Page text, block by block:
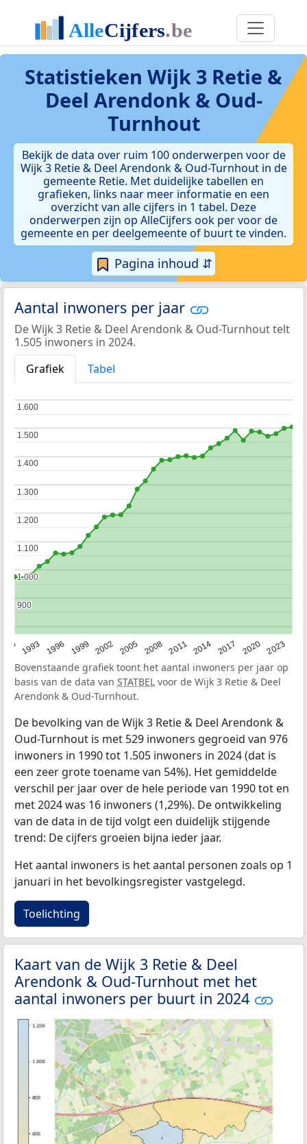
Statistieken Wijk 3 Retie &
Deel Arendonk & Oud-
Turnhout
Bekijk de data over ruim 100 onderwerpen voor de
Wijk 3 Retie & Deel Arendonk & Oud-Turnhout in de
gemeente Retie. Met duidelijke tabellen en
grafieken, links naar meer informatie en een
overzicht van alle cijfers in 1 tabel. Deze
onderwerpen zijn op AlleCijfers ook per voor de
gemeente en per deelgemeente of buurt te vinden.
Pagina inhoud ⇵
Aantal inwoners per jaar
De Wijk 3 Retie & Deel Arendonk & Oud-Turnhout telt
1.505 inwoners in 2024.
Grafiek
Tabel
1993 1996 1999 2002 2005 2008 2011 2014 2017 2020 2023
900
900
1.000
1.000
1.100
1.100
1.200
1.200
1.300
1.300
1.400
1.400
1.500
1.500
1.600
1.600
Bovenstaande grafiek toont het aantal inwoners per jaar op
basis van de data van STATBEL voor de Wijk 3 Retie & Deel
Arendonk & Oud-Turnhout.
De bevolking van de Wijk 3 Retie & Deel Arendonk &
Oud-Turnhout is met 529 inwoners gegroeid van 976
inwoners in 1990 tot 1.505 inwoners in 2024 (dat is
een zeer grote toename van 54%). Het gemiddelde
verschil per jaar over de hele periode van 1990 tot en
met 2024 was 16 inwoners (1,29%). De ontwikkeling
van de data in de tijd volgt een duidelijk stijgende
trend: De cijfers groeien bijna ieder jaar.
Het aantal inwoners is het aantal personen zoals op 1
januari in het bevolkingsregister vastgelegd.
Toelichting
Kaart van de Wijk 3 Retie & Deel
Arendonk & Oud-Turnhout met het
aantal inwoners per buurt in 2024